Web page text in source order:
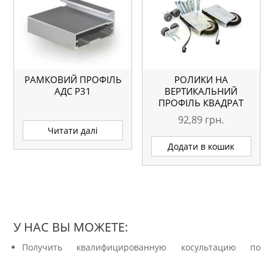
РАМКОВИЙ ПРОФІЛЬ
АДС P31
Читати далі
РОЛИКИ НА
ВЕРТИКАЛЬНИЙ
ПРОФІЛЬ КВАДРАТ
92,89 грн.
Додати в кошик
У НАС ВЫ МОЖЕТЕ:
Получить квалифицированную косультацию по